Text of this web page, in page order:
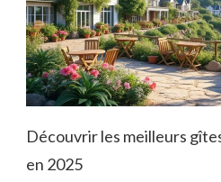
Découvrir les meilleurs
en 2025